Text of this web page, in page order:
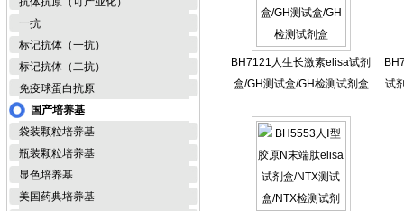
一抗
标记抗体（一抗）
标记抗体（二抗）
免疫球蛋白抗原
国产培养基
袋装颗粒培养基
瓶装颗粒培养基
显色培养基
美国药典培养基
BH7121人生长激素elisa试剂
盒/GH测试盒/GH检测试剂盒
试